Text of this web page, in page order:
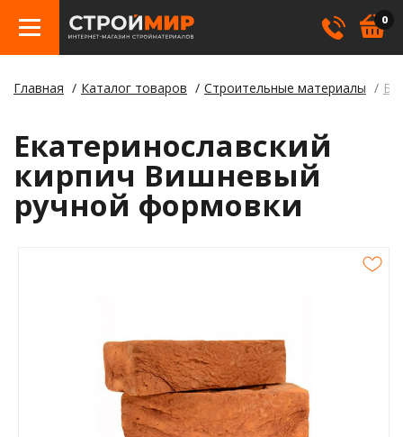
0
Главная Каталог товаров Строительные материалы
Екатеринославский
кирпич Вишневый
ручной формовки